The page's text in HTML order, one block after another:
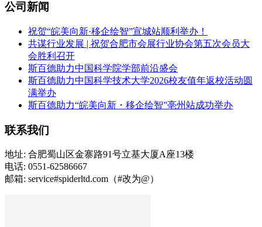
公司新闻
祝贺“皖美向新·移企绘智”宣城站顺利举办！
共谋行业发展 | 祝贺合肥市会展行业协会第五次会员大
会胜利召开
斯百德助力中国科学院学部前沿盛会
斯百德助力中国科学技术大学2026校友值年返校活动圆
满举办
斯百德助力“皖美向新・移企绘智”亳州站成功举办
联系我们
地址: 合肥蜀山区金寨路91号立基大厦A座13楼
电话: 0551-62586667
邮箱: service#spiderltd.com（#改为@）